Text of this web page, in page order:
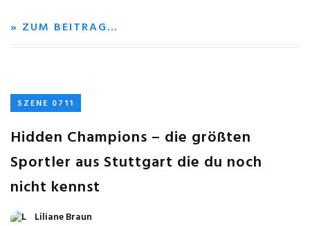
» ZUM BEITRAG…
SZENE 0711
Hidden Champions – die größten
Sportler aus Stuttgart die du noch
nicht kennst
Liliane Braun